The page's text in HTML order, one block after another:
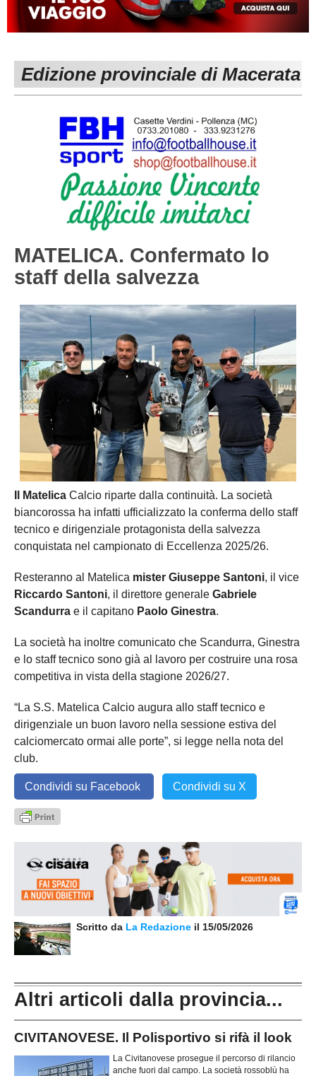
MACERATA
Carica la tua Rosa
ECCELLENZA
1^ CATEGORIA
3^ CATEGORIA
GIOVANILI
REGIONALI
Edizione provinciale di Macerata
MATELICA. Confermato lo
staff della salvezza
Il Matelica Calcio riparte dalla continuità. La società
biancorossa ha infatti ufficializzato la conferma dello staff
tecnico e dirigenziale protagonista della salvezza
conquistata nel campionato di Eccellenza 2025/26.
Resteranno al Matelica mister Giuseppe Santoni, il vice
Riccardo Santoni, il direttore generale Gabriele
Scandurra e il capitano Paolo Ginestra.
La società ha inoltre comunicato che Scandurra, Ginestra
e lo staff tecnico sono già al lavoro per costruire una rosa
competitiva in vista della stagione 2026/27.
“La S.S. Matelica Calcio augura allo staff tecnico e
dirigenziale un buon lavoro nella sessione estiva del
calciomercato ormai alle porte”, si legge nella nota del
club.
Condividi su Facebook Condividi su X
Scritto da La Redazione il 15/05/2026
Altri articoli dalla provincia...
CIVITANOVESE. Il Polisportivo si rifà il look
La Civitanovese prosegue il percorso di rilancio
anche fuori dal campo. La società rossoblù ha